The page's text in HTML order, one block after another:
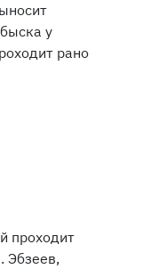
у
рано
проходит
Эбзеев,